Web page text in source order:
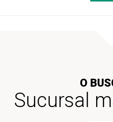
O
Sucursal